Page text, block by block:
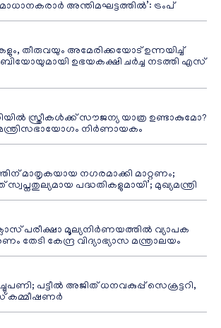
അന്തിമഘട്ടത്തിൽ‌’: ട്രംപ്
തീരുവയും അമേരിക്കയോട് ഉന്നയിച്ച്
ഉഭയകക്ഷി ചർച്ച നടത്തി എസ്
സ്ത്രീകൾക്ക് സൗജന്യ യാത്ര ഉണ്ടാകുമോ?
നിർണായകം
മാതൃകയായ നഗരമാക്കി മാറ്റണം;
പദ്ധതികളുമായി’; മുഖ്യമന്ത്രി
ക്ലാസ് പരീക്ഷാ മൂല്യനിർണയത്തിൽ വ്യാപക
തേടി കേന്ദ്ര വിദ്യാഭ്യാസ മന്ത്രാലയം
പട്ടീല്‍ അജിത് ധനവകുപ്പ് സെക്രട്ടറി,
കമ്മീഷണര്‍